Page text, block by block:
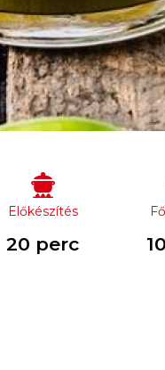
Előkészítés
20 perc